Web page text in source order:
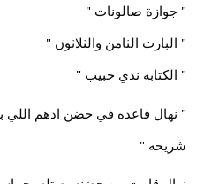
" جوازة صالونات "
" البارت الثامن والثلاثون "
" الكتابه ندي حبيب "
" نهال قاعده في حضن ادهم اللي
شريحه "